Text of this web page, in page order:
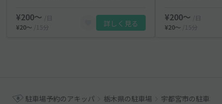
¥200〜
/日
¥20〜
/15分 詳しく見る
¥200〜
/日
¥20〜
/15分
駐車場予約のアキッパ 栃木県の駐車場 宇都宮市の駐車場